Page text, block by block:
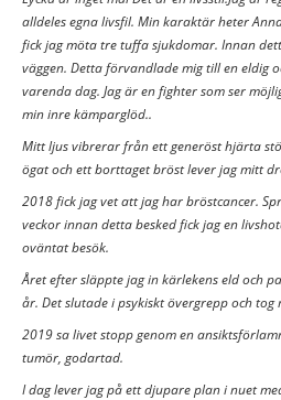
alldeles egna livsfil. Min karaktär heter
fick jag möta tre tuffa sjukdomar. Innan
väggen. Detta förvandlade mig till en eldig
varenda dag. Jag är en fighter som ser
min inre kämparglöd..
Mitt ljus vibrerar från ett generöst hjärta
ögat och ett borttaget bröst lever jag mitt
2018 fick jag vet att jag har bröstcancer.
veckor innan detta besked fick jag en
oväntat besök.
Året efter släppte jag in kärlekens eld och
år. Det slutade i psykiskt övergrepp och tog
2019 sa livet stopp genom en
tumör, godartad.
I dag lever jag på ett djupare plan i nuet